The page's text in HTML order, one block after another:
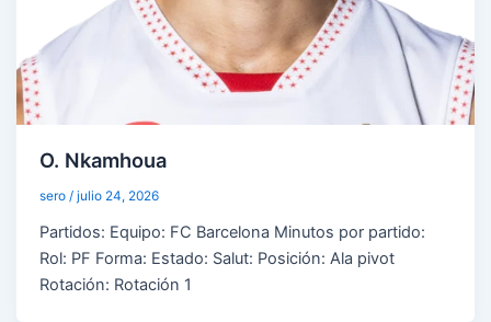
O. Nkamhoua
sero/julio 24, 2026
Partidos: Equipo: FC Barcelona Minutos por partido:
Rol: PF Forma: Estado: Salut: Posición: Ala pivot
Rotación: Rotación 1